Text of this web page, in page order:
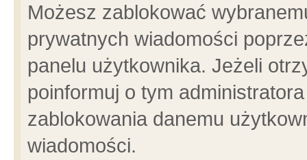
Możesz zablokować
prywatnych wiadomości
panelu użytkownika. Jeżeli
poinformuj o tym
zablokowania danemu
wiadomości.